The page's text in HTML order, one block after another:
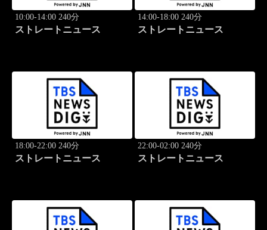
10:00-14:00 240分
ストレートニュース
14:00-18:00 240分
ストレートニュース
18:00-22:00 240分
ストレートニュース
22:00-02:00 240分
ストレートニュース